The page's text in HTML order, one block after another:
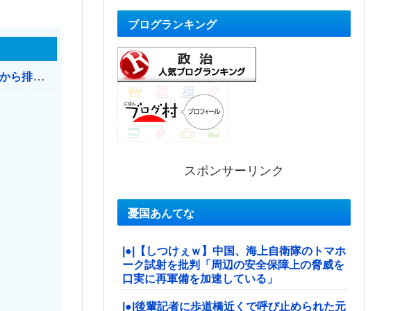
共産党「これは酷い…京都市でマイナンバーカードを持たない29万人がポイント給付事業から排除された」
ブログランキング
スポンサーリンク
憂国あんてな
|●|【しつけぇｗ】中国、海上自衛隊のトマホ
ーク試射を批判「周辺の安全保障上の脅威を
口実に再軍備を加速している」
|●|後輩記者に歩道橋近くで呼び止められた元